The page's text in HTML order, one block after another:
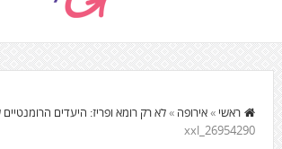
to
move
to
the
התוכן
המרכזי,
You
ראשי »אירופה »לא רק רומא ופריז: היעדים
26954290_xxl